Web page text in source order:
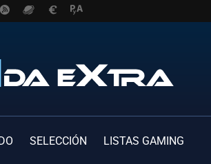
SELECCIÓN LISTAS GAMING